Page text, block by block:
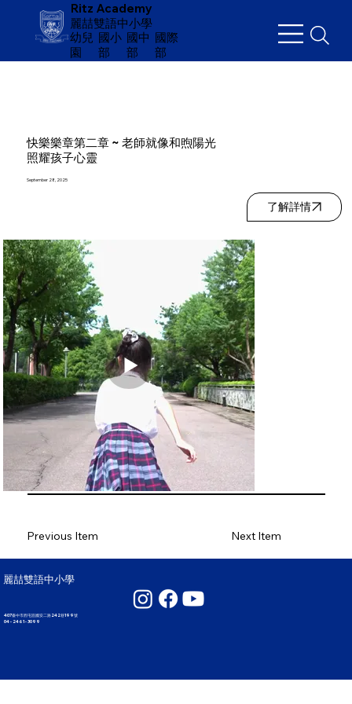
Ritz Academy
麗喆雙語中小學
幼兒
園
​國小
部
國中
部
國際
部
快樂樂章第二章 ~ 老師就像和煦陽光
照耀孩子心靈
September 28, 2025
了解詳情
Previous Item Next Item
麗喆雙語中小學
407臺中市西屯區國安二路242巷199號
04 - 2461 - 3099